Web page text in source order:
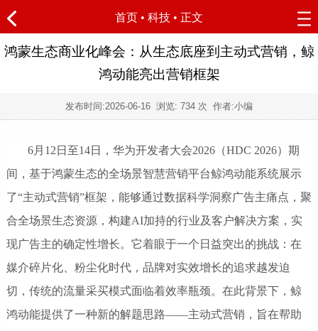
首页 • 科技 • 正文
鸿蒙生态商业化峰会：从生态底座到主动式营销，鲸
鸿动能亮出营销框架
发布时间:2026-06-16 浏览: 734 次 作者:小编
6月12日至14日，华为开发者大会2026（HDC 2026）期
间，基于鸿蒙生态的全场景智慧营销平台鲸鸿动能系统展示
了“主动式营销”框架，能够通过数据科学洞察广告主痛点，聚
合全场景生态资源，构建AI加持的行业及客户解决方案，实
现广告主的确定性增长。它着眼于一个日益突出的挑战：在
媒介碎片化、粉尘化时代，品牌对实效增长的追求越发迫
切，传统的流量采买模式面临着效率瓶颈。在此背景下，鲸
鸿动能提供了一种新的解题思路——主动式营销，旨在帮助